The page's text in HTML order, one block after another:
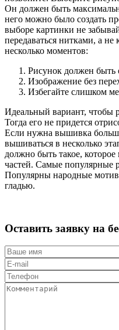
Он должен быть
него можно было создать
выборе картинки не
передаваться нитками, а
несколько моментов:
Рисунок должен быть
Изображение без
Избегайте слишком
Идеальный вариант, чтобы
Тогда его не придется
Если нужна вышивка
вышиваться в несколько
должно быть такое,
частей. Самые популярные
Популярны народные
гладью.
Оставить заявку на